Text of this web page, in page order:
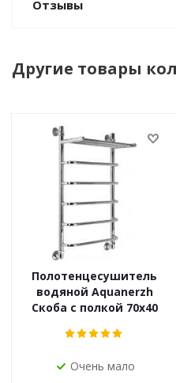
Отзывы
Другие товары
Полотенцесушитель
водяной Aquanerzh
Скоба с полкой 70х40
Очень мало